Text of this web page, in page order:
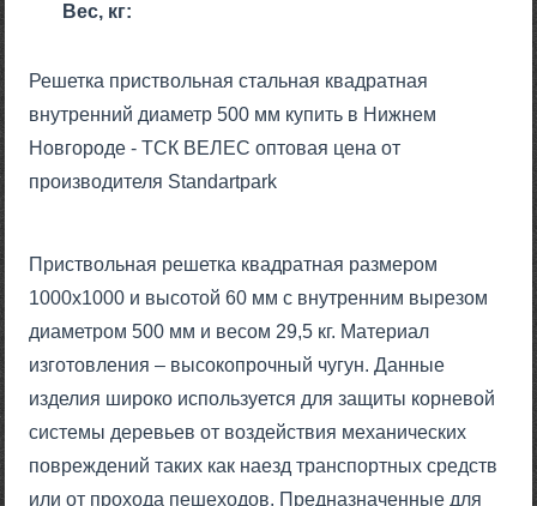
Вес, кг:
Решетка приствольная стальная квадратная
внутренний диаметр 500 мм купить в Нижнем
Новгороде - ТСК ВЕЛЕС оптовая цена от
производителя Standartpark
Приствольная решетка квадратная размером
1000х1000 и высотой 60 мм с внутренним вырезом
диаметром 500 мм и весом 29,5 кг. Материал
изготовления – высокопрочный чугун. Данные
изделия широко используется для защиты корневой
системы деревьев от воздействия механических
повреждений таких как наезд транспортных средств
или от прохода пешеходов. Предназначенные для